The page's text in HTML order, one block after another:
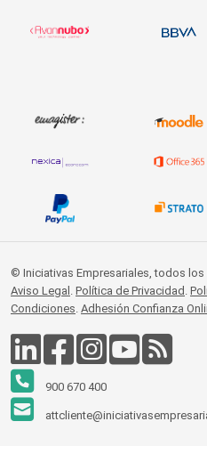
© Iniciativas Empresariales, todos
Aviso Legal . Política de Privacidad .
Condiciones. Adhesión Confianza
900 670 400